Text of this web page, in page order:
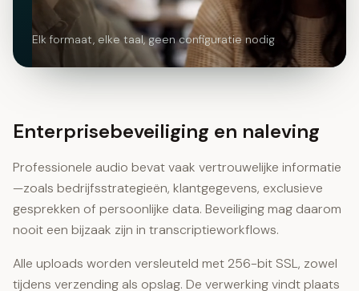
Elk formaat, elke taal, geen configuratie nodig
Enterprisebeveiliging en naleving
Professionele audio bevat vaak vertrouwelijke informatie
—zoals bedrijfsstrategieën, klantgegevens, exclusieve
gesprekken of persoonlijke data. Beveiliging mag daarom
nooit een bijzaak zijn in transcriptieworkflows.
Alle uploads worden versleuteld met 256-bit SSL, zowel
tijdens verzending als opslag. De verwerking vindt plaats